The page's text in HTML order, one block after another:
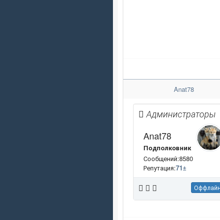
Anat78
Администраторы
Anat78
Подполковник
Сообщений:8580
Репутация:71±